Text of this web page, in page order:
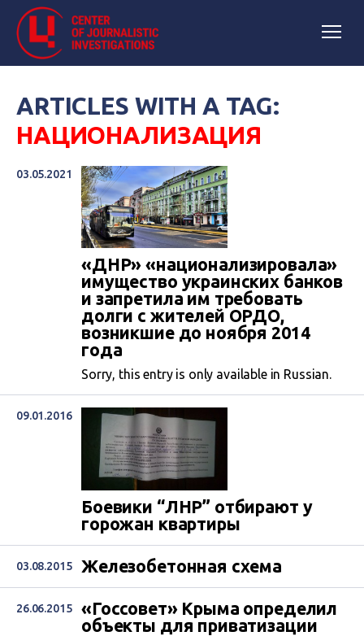
ARTICLES WITH A TAG:
НАЦИОНАЛИЗАЦИЯ
03.05.2021
«ДНР» «национализировала»
имущество украинских банков
и запретила им требовать
долги с жителей ОРДО,
возникшие до ноября 2014
года
Sorry, this entry is only available in Russian.
09.01.2016
Боевики “ЛНР” отбирают у
горожан квартиры
03.08.2015 Железобетонная схема
26.06.2015
«Госсовет» Крыма определил
объекты для приватизации